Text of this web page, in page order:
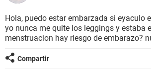
BIENESTAR
Hola, puedo estar embarzada si eyaculo
yo nunca me quite los leggings y estaba
menstruacion hay riesgo de embarazo?
Compartir